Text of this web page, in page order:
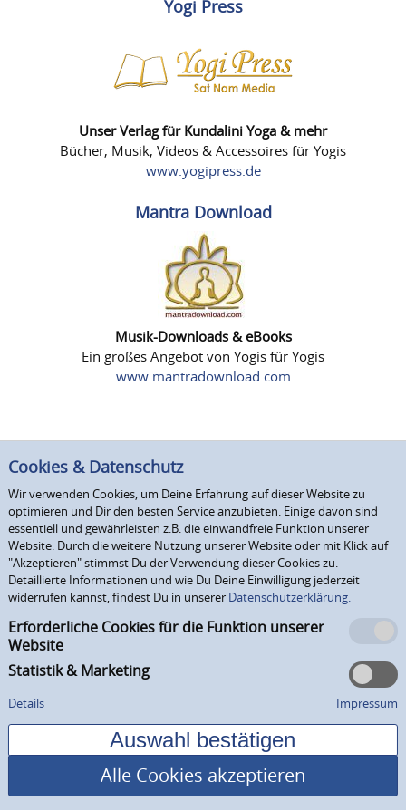
Yogi Press
Unser Verlag für Kundalini Yoga & mehr
Bücher, Musik, Videos & Accessoires für Yogis
www.yogipress.de
Mantra Download
Musik-Downloads & eBooks
Ein großes Angebot von Yogis für Yogis
www.mantradownload.com
Cookies & Datenschutz
Wir verwenden Cookies, um Deine Erfahrung auf dieser Website zu
optimieren und Dir den besten Service anzubieten. Einige davon sind
essentiell und gewährleisten z.B. die einwandfreie Funktion unserer
Website. Durch die weitere Nutzung unserer Website oder mit Klick auf
"Akzeptieren" stimmst Du der Verwendung dieser Cookies zu.
Detaillierte Informationen und wie Du Deine Einwilligung jederzeit
widerrufen kannst, findest Du in unserer Datenschutzerklärung.
Erforderliche Cookies für die Funktion unserer
Website
Statistik & Marketing
Details Impressum
Alle Cookies akzeptieren